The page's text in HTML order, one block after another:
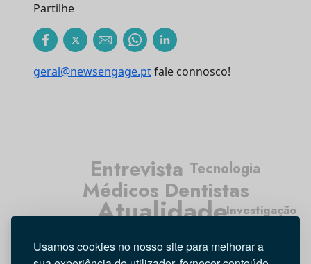
Usamos cookies no nosso site para melhorar a
Partilhe
geral@newsengage.ptfale connosco!
Atualidade
Médicos Dentistas
Entrevista
Opinião
Tecnologia
Investigação